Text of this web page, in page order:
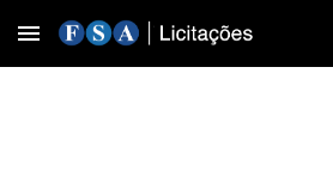
Skip to main content